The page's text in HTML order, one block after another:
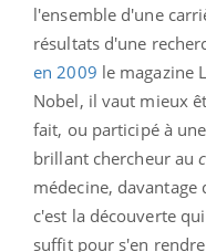
l'ensemble d'une
résultats d'une
en 2009 le magazine
Nobel, il vaut mieux
fait, ou participé à
brillant chercheur au
médecine,
c'est la découverte
suffit pour s'en